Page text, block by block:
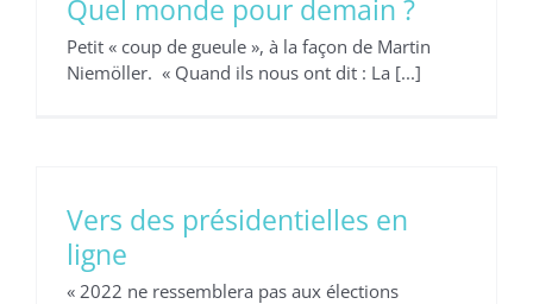
Quel monde pour demain ?
Petit « coup de gueule », à la façon de Martin
Niemöller. « Quand ils nous ont dit : La [...]
Vers des présidentielles en
ligne
« 2022 ne ressemblera pas aux élections